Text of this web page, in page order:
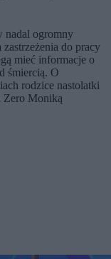
nadal ogromny
do pracy
mieć informacje o
śmiercią. O
rodzice nastolatki
Zero Moniką